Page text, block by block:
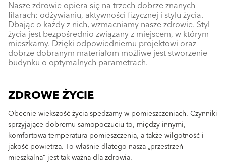
Nasze zdrowie opiera się na trzech dobrze znanych
filarach: odżywianiu, aktywności fizycznej i stylu życia.
Dbając o każdy z nich, wzmacniamy nasze zdrowie. Styl
życia jest bezpośrednio związany z miejscem, w którym
mieszkamy. Dzięki odpowiedniemu projektowi oraz
dobrze dobranym materiałom możliwe jest stworzenie
budynku o optymalnych parametrach.
ZDROWE ŻYCIE
Obecnie większość życia spędzamy w pomieszczeniach. Czynniki
sprzyjające dobremu samopoczuciu to, między innymi,
komfortowa temperatura pomieszczenia, a także wilgotność i
jakość powietrza. To właśnie dlatego nasza „przestrzeń
mieszkalna” jest tak ważna dla zdrowia.